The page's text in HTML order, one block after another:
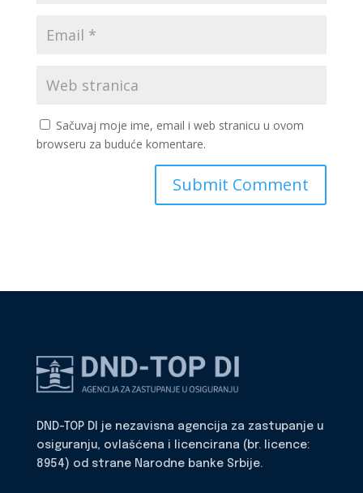
Sačuvaj moje ime, email i web stranicu u ovom
browseru za buduće komentare.
DND-TOP DI je nezavisna agencija za zastupanje u
osiguranju, ovlašćena i licencirana (br. licence:
8954) od strane Narodne banke Srbije.